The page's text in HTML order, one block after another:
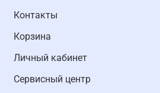
Контакты
Корзина
Личный кабинет
Cервисный центр